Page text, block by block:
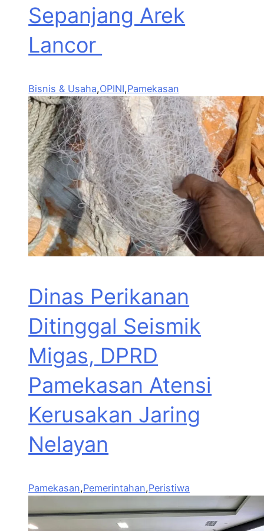
Sepanjang Arek
Lancor
Bisnis & Usaha,OPINI,Pamekasan
Dinas Perikanan
Ditinggal Seismik
Migas, DPRD
Pamekasan Atensi
Kerusakan Jaring
Nelayan
Pamekasan,Pemerintahan,Peristiwa